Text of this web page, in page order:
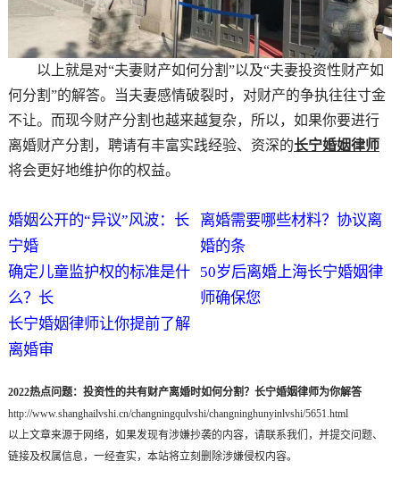
以上就是对“夫妻财产如何分割”以及“夫妻投资性财产如
何分割”的解答。当夫妻感情破裂时，对财产的争执往往寸金
不让。而现今财产分割也越来越复杂，所以，如果你要进行
离婚财产分割，聘请有丰富实践经验、资深的长宁婚姻律师
将会更好地维护你的权益。
婚姻公开的“异议”风波：长
宁婚
离婚需要哪些材料？协议离
婚的条
确定儿童监护权的标准是什
么？长
50岁后离婚上海长宁婚姻律
师确保您
长宁婚姻律师让你提前了解
离婚审
2022热点问题：投资性的共有财产离婚时如何分割？长宁婚姻律师为你解答
http://www.shanghailvshi.cn/changningqulvshi/changninghunyinlvshi/5651.html
以上文章来源于网络，如果发现有涉嫌抄袭的内容，请联系我们，并提交问题、
链接及权属信息，一经查实，本站将立刻删除涉嫌侵权内容。